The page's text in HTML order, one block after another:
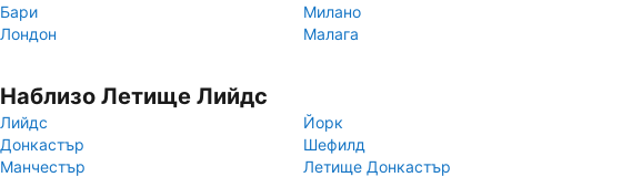
Бари
Милано
Лондон
Малага
Наблизо Летище Лийдс
Лийдс
Йорк
Донкастър
Шефилд
Манчестър
Летище Донкастър